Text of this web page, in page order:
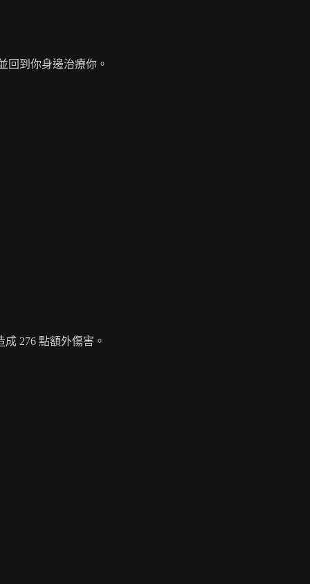
回到你身邊治療你。
276 點額外傷害。